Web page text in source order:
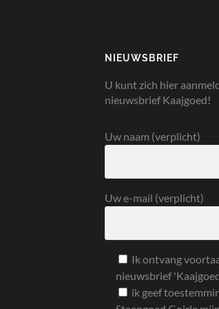
NIEUWSBRIEF
U kunt zich hier
nieuwsbrief Kaajgoed!
Uw naam (verplicht)
Uw e-mail (verplicht)
Ik ontvang
nieuwsbrief
ik geef